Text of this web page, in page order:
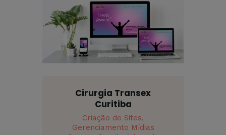
Cirurgia Transex
Curitiba
Criação de Sites,
Gerenciamento Mídias